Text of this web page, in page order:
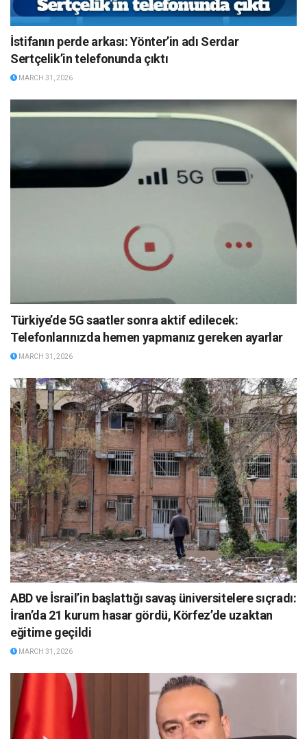
İstifanın perde arkası: Yönter’in adı Serdar
Sertçelik’in telefonunda çıktı
MARCH 31, 2026
Türkiye’de 5G saatler sonra aktif edilecek:
Telefonlarınızda hemen yapmanız gereken ayarlar
MARCH 31, 2026
ABD ve İsrail’in başlattığı savaş üniversitelere sıçradı:
İran’da 21 kurum hasar gördü, Körfez’de uzaktan
eğitime geçildi
MARCH 31, 2026